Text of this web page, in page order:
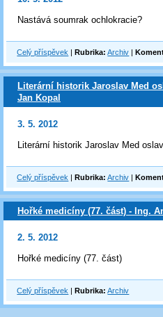
Nastává soumrak ochlokracie?
Celý příspěvek |Rubrika: Archiv |
Literární historik Jaroslav Med
Jan Kopal
3. 5. 2012
Literární historik Jaroslav Med
Celý příspěvek |Rubrika: Archiv |
Hořké medicíny (77. část) - Ing.
2. 5. 2012
Hořké medicíny (77. část)
Celý příspěvek |Rubrika: Archiv